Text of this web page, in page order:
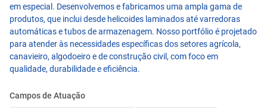
em especial. Desenvolvemos e fabricamos uma ampla gama de
produtos, que inclui desde helicoides laminados até varredoras
automáticas e tubos de armazenagem. Nosso portfólio é projetado
para atender às necessidades específicas dos setores agrícola,
canavieiro, algodoeiro e de construção civil, com foco em
qualidade, durabilidade e eficiência.
Campos de Atuação